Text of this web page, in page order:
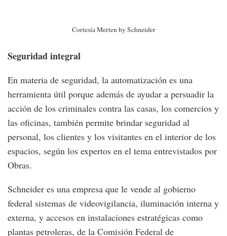
Cortesía Merten by Schneider
Seguridad integral
En materia de seguridad, la automatización es una
herramienta útil porque además de ayudar a persuadir la
acción de los criminales contra las casas, los comercios y
las oficinas, también permite brindar seguridad al
personal, los clientes y los visitantes en el interior de los
espacios, según los expertos en el tema entrevistados por
Obras.
Schneider es una empresa que le vende al gobierno
federal sistemas de videovigilancia, iluminación interna y
externa, y accesos en instalaciones estratégicas como
plantas petroleras, de la Comisión Federal de